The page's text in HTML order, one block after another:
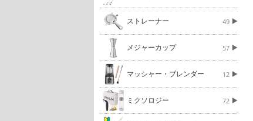
ストレーナー 49
メジャーカップ 57
マッシャー・ブレンダー 12
ミクソロジー 72